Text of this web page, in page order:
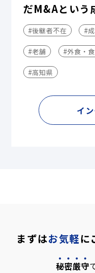
だM&Aという
#後継者不在 #
#老舗 #外食・
#高知県
イ
まずはお気軽に
秘密厳守